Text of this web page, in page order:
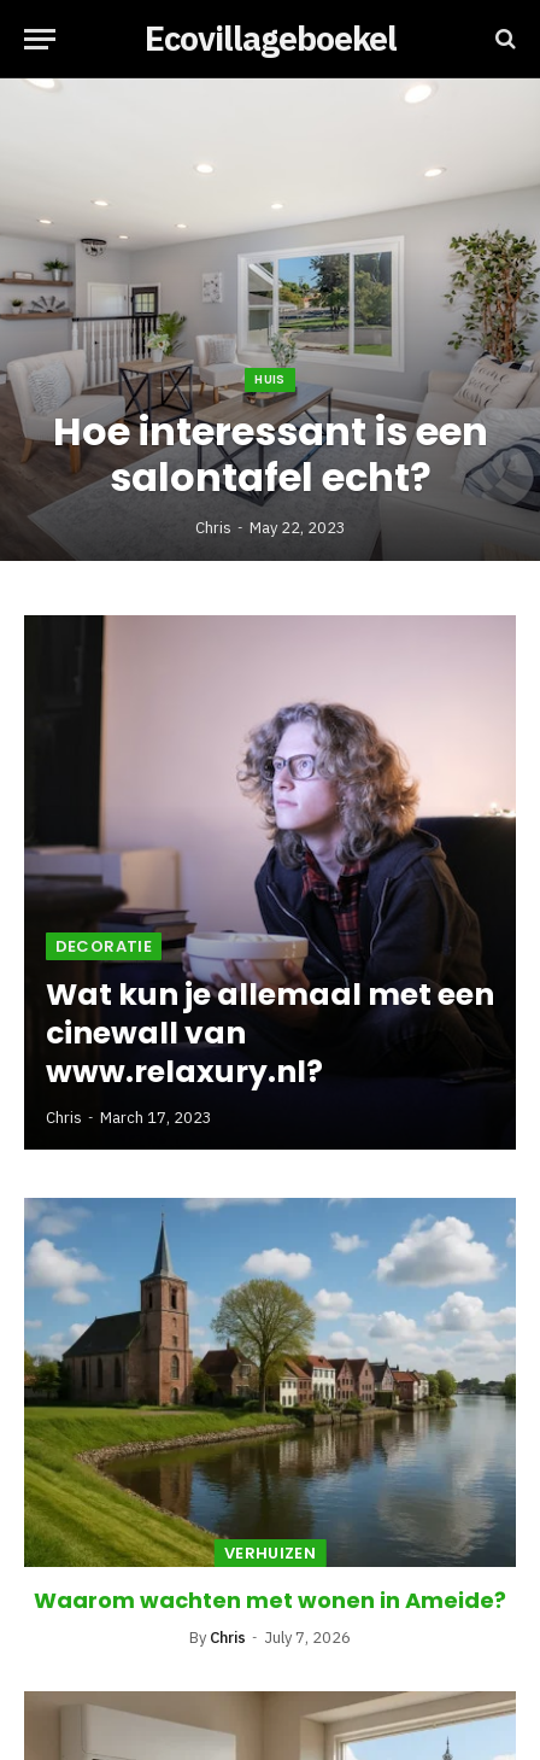
Ecovillageboekel
HUIS
Hoe interessant is een
salontafel echt?
Chris May 22, 2023
DECORATIE
Wat kun je allemaal met een
cinewall van
www.relaxury.nl?
Chris March 17, 2023
VERHUIZEN
Waarom wachten met wonen in Ameide?
By Chris July 7, 2026